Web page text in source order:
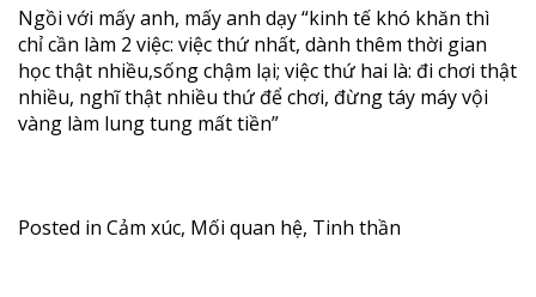
Ngồi với mấy anh, mấy anh dạy “kinh tế khó khăn thì
chỉ cần làm 2 việc: việc thứ nhất, dành thêm thời gian
học thật nhiều,sống chậm lại; việc thứ hai là: đi chơi thật
nhiều, nghĩ thật nhiều thứ để chơi, đừng táy máy vội
vàng làm lung tung mất tiền”
Posted in Cảm xúc, Mối quan hệ, Tinh thần